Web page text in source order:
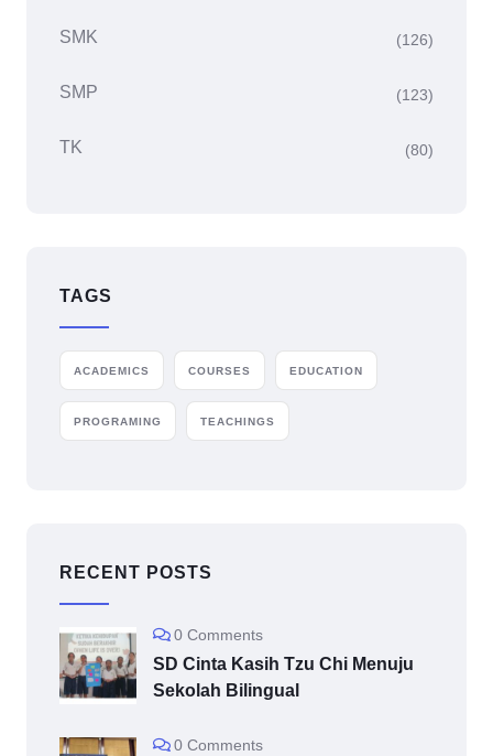
SMK (126)
SMP (123)
TK (80)
TAGS
ACADEMICS COURSES EDUCATION
PROGRAMING TEACHINGS
RECENT POSTS
0 Comments
SD Cinta Kasih Tzu Chi Menuju
Sekolah Bilingual
0 Comments